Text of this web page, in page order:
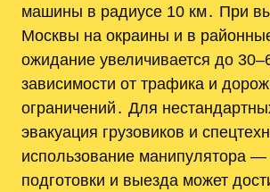
машины в радиусе 10 км․ При
Москвы на окраины и в
ожидание увеличивается до
зависимости от трафика и
ограничений․ Для
эвакуация грузовиков и
использование манипулятора
подготовки и выезда может